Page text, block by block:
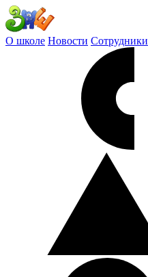
О школе Новости Сотрудники